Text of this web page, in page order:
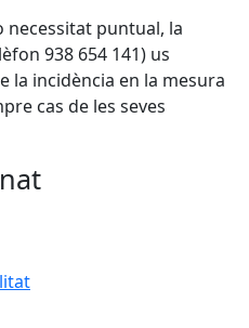
necessitat puntual, la
938 654 141) us
la incidència en la mesura
cas de les seves